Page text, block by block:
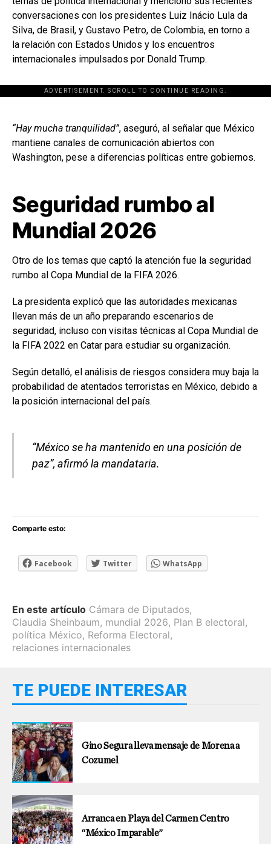
conversaciones con los presidentes Luiz Inácio Lula da
Silva, de Brasil, y Gustavo Petro, de Colombia, en torno a
la relación con Estados Unidos y los encuentros
internacionales impulsados por Donald Trump.
ADVERTISEMENT. SCROLL TO CONTINUE READING.
[adsforwp id="243463"]
“Hay mucha tranquilidad”, aseguró, al señalar que México
mantiene canales de comunicación abiertos con
Washington, pese a diferencias políticas entre gobiernos.
Seguridad rumbo al
Mundial 2026
Otro de los temas que captó la atención fue la seguridad
rumbo al Copa Mundial de la FIFA 2026.
La presidenta explicó que las autoridades mexicanas
llevan más de un año preparando escenarios de
seguridad, incluso con visitas técnicas al Copa Mundial de
la FIFA 2022 en Catar para estudiar su organización.
Según detalló, el análisis de riesgos considera muy baja la
probabilidad de atentados terroristas en México, debido a
la posición internacional del país.
“México se ha mantenido en una posición de
paz”, afirmó la mandataria.
Comparte esto:
Facebook Twitter WhatsApp
En este artículo Cámara de Diputados,
Claudia Sheinbaum, mundial 2026, Plan B electoral,
política México, Reforma Electoral,
relaciones internacionales
TE PUEDE INTERESAR
Gino Segura lleva mensaje de Morena a
Cozumel
Arranca en Playa del Carmen Centro
“México Imparable”